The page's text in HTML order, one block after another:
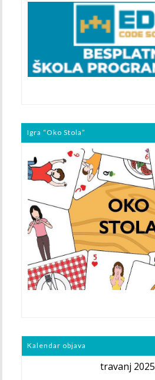
Igra “Oko Stola”
Kalendar objava
travanj 2025